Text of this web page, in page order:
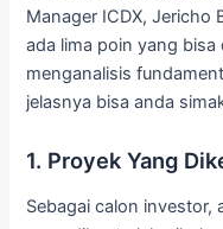
Manager ICDX, Jericho
ada lima poin yang
menganalisis
jelasnya bisa anda
1. Proyek Yang
Sebagai calon investor,